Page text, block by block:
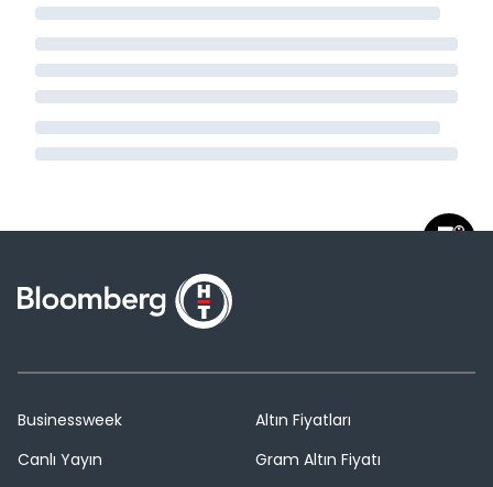
Businessweek
Canlı Yayın
Altın Fiyatları
Gram Altın Fiyatı